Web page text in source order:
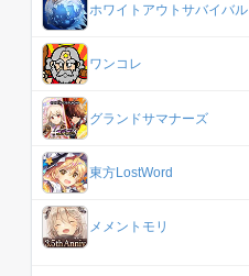
ホワイトアウトサバイバル
ワンコレ
グランドサマナーズ
東方LostWord
メメントモリ